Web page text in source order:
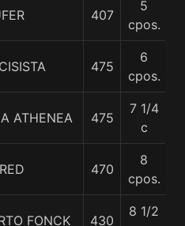
407
5
cpos.
475
6
cpos.
ATHENEA 475
7 1/4
c
470
8
cpos.
FONCK 430
8 1/2